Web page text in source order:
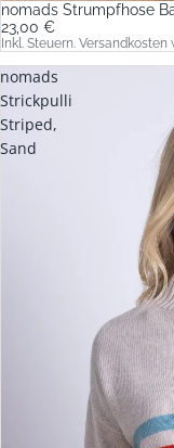
nomads Strumpfhose
23,00 €
Inkl. Steuern.
nomads
Strickpulli
Striped,
Sand